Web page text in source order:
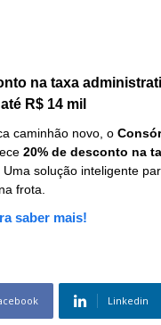
na taxa
R$ 14 mil
caminhão novo, o
20% de desconto na
. Uma solução inteligente
frota.
saber mais!
Linkedin